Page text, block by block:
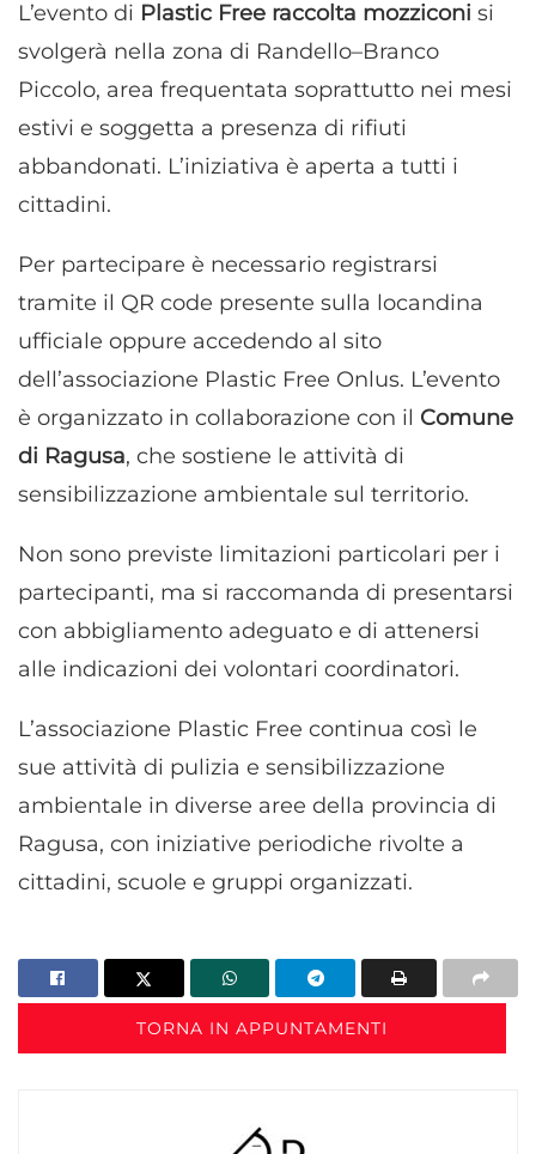
L’evento di Plastic Free raccolta mozziconi si
svolgerà nella zona di Randello–Branco
Piccolo, area frequentata soprattutto nei mesi
estivi e soggetta a presenza di rifiuti
abbandonati. L’iniziativa è aperta a tutti i
cittadini.
Per partecipare è necessario registrarsi
tramite il QR code presente sulla locandina
ufficiale oppure accedendo al sito
dell’associazione Plastic Free Onlus. L’evento
è organizzato in collaborazione con il Comune
di Ragusa, che sostiene le attività di
sensibilizzazione ambientale sul territorio.
Non sono previste limitazioni particolari per i
partecipanti, ma si raccomanda di presentarsi
con abbigliamento adeguato e di attenersi
alle indicazioni dei volontari coordinatori.
L’associazione Plastic Free continua così le
sue attività di pulizia e sensibilizzazione
ambientale in diverse aree della provincia di
Ragusa, con iniziative periodiche rivolte a
cittadini, scuole e gruppi organizzati.
TORNA IN APPUNTAMENTI